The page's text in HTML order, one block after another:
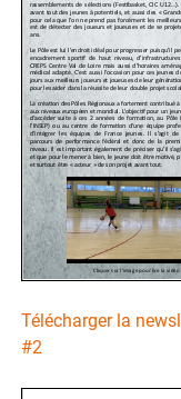
Télécharger la
#2